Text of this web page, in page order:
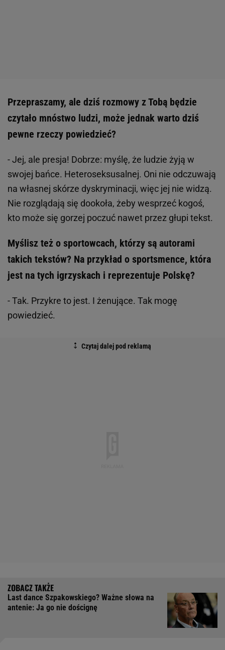
Przepraszamy, ale dziś rozmowy z Tobą będzie
czytało mnóstwo ludzi, może jednak warto dziś
pewne rzeczy powiedzieć?
- Jej, ale presja! Dobrze: myślę, że ludzie żyją w
swojej bańce. Heteroseksusalnej. Oni nie odczuwają
na własnej skórze dyskryminacji, więc jej nie widzą.
Nie rozglądają się dookoła, żeby wesprzeć kogoś,
kto może się gorzej poczuć nawet przez głupi tekst.
Myślisz też o sportowcach, którzy są autorami
takich tekstów? Na przykład o sportsmence, która
jest na tych igrzyskach i reprezentuje Polskę?
- Tak. Przykre to jest. I żenujące. Tak mogę
powiedzieć.
Last dance Szpakowskiego? Ważne słowa na
antenie: Ja go nie doścignę